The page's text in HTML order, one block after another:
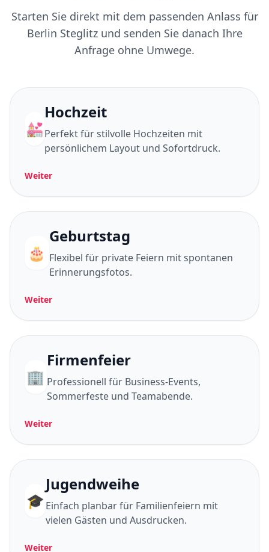
Starten Sie direkt mit dem passenden Anlass für
Berlin Steglitz und senden Sie danach Ihre
Anfrage ohne Umwege.
💒
Hochzeit
Perfekt für stilvolle Hochzeiten mit
persönlichem Layout und Sofortdruck.
Weiter
🎂
Geburtstag
Flexibel für private Feiern mit spontanen
Erinnerungsfotos.
Weiter
🏢
Firmenfeier
Professionell für Business-Events,
Sommerfeste und Teamabende.
Weiter
🎓
Jugendweihe
Einfach planbar für Familienfeiern mit
vielen Gästen und Ausdrucken.
Weiter